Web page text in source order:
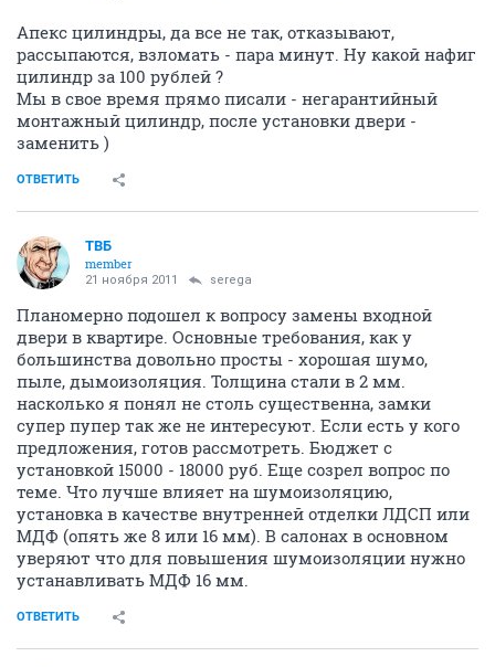
Апекс цилиндры, да все не так, отказывают,
рассыпаются, взломать - пара минут. Ну какой нафиг
цилиндр за 100 рублей ?
Мы в свое время прямо писали - негарантийный
монтажный цилиндр, после установки двери -
заменить )
ОТВЕТИТЬ
ТВБ
member
21 ноября 2011 serega
Планомерно подошел к вопросу замены входной
двери в квартире. Основные требования, как у
большинства довольно просты - хорошая шумо,
пыле, дымоизоляция. Толщина стали в 2 мм.
насколько я понял не столь существенна, замки
супер пупер так же не интересуют. Если есть у кого
предложения, готов рассмотреть. Бюджет с
установкой 15000 - 18000 руб. Еще созрел вопрос по
теме. Что лучше влияет на шумоизоляцию,
установка в качестве внутренней отделки ЛДСП или
МДФ (опять же 8 или 16 мм). В салонах в основном
уверяют что для повышения шумоизоляции нужно
устанавливать МДФ 16 мм.
ОТВЕТИТЬ